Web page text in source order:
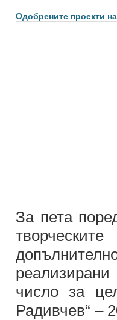
Одобрените проекти
За пета
число за
Радивчев“ –